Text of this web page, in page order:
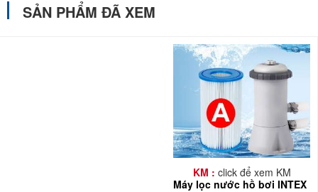
SẢN PHẨM ĐÃ XEM
KM : click để xem KM
Máy lọc nước hồ bơi INTEX